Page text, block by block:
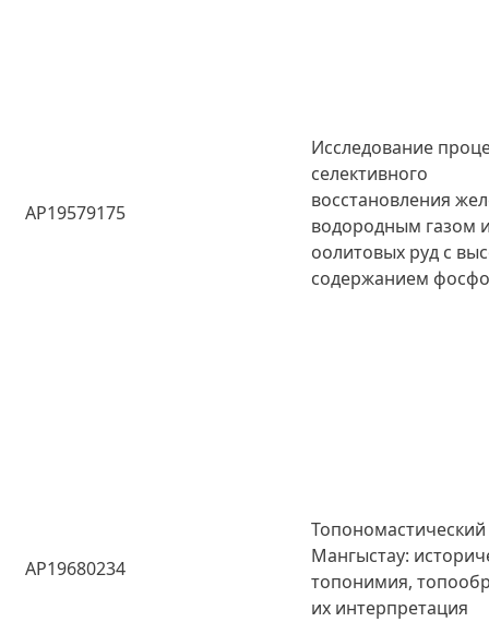
AP19579175
Исследование
селективного
восстановления
водородным газом
оолитовых руд с
содержанием
AP19680234
Мангыстау:
топонимия,
их интерпретация